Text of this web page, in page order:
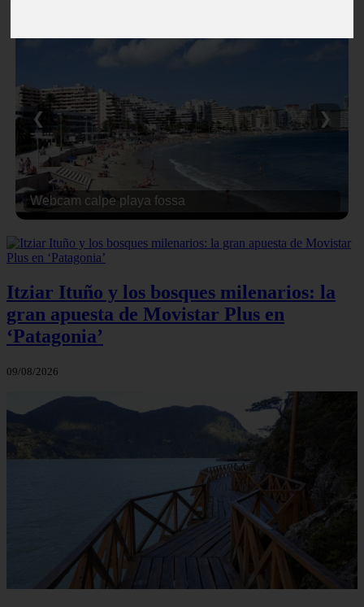
Webcam calpe playa fossa
❮ ❯
Itziar Ituño y los bosques milenarios: la
gran apuesta de Movistar Plus en
‘Patagonia’
09/08/2026